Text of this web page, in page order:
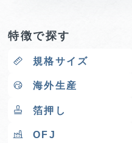
特徴で探す
規格サイズ
海外生産
箔押し
OFJ